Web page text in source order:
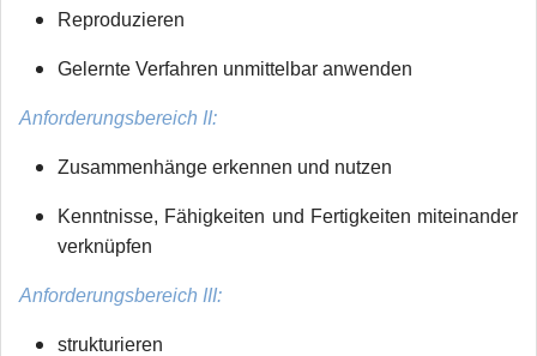
Reproduzieren
Gelernte Verfahren unmittelbar anwenden
Anforderungsbereich II:
Zusammenhänge erkennen und nutzen
Kenntnisse, Fähigkeiten und Fertigkeiten miteinander
verknüpfen
Anforderungsbereich III:
strukturieren